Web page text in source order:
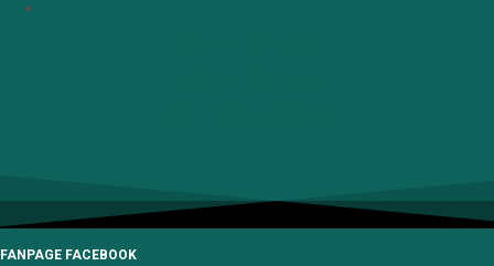
FANPAGE FACEBOOK